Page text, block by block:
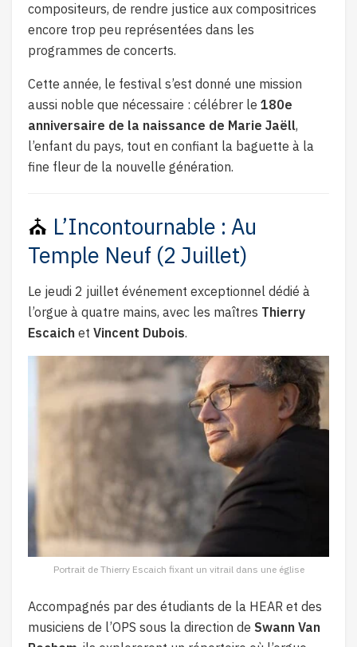
compositeurs, de rendre justice aux compositrices
encore trop peu représentées dans les
programmes de concerts.
Cette année, le festival s’est donné une mission
aussi noble que nécessaire : célébrer le 180e
anniversaire de la naissance de Marie Jaëll,
l’enfant du pays, tout en confiant la baguette à la
fine fleur de la nouvelle génération.
⛪ L’Incontournable : Au
Temple Neuf (2 Juillet)
Le jeudi 2 juillet événement exceptionnel dédié à
l’orgue à quatre mains, avec les maîtres Thierry
Escaich et Vincent Dubois.
Portrait de Thierry Escaich fixant un vitrail dans une église
Accompagnés par des étudiants de la HEAR et des
musiciens de l’OPS sous la direction de Swann Van